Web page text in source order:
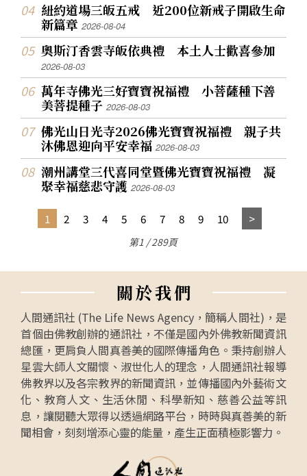
紐約道場三皈五戒 近200位新戒子開啟生命
新篇章2026-08-04
奧斯汀香雲寺皈依典禮 本土人士歡喜參加
2026-08-03
萬年寺佛光三好寶寶祝福禮 小菩薩種下善
美菩提種子2026-08-03
佛光山日光寺2026佛光寶寶祝福禮 親子共
沐佛恩迎向平安幸福2026-08-03
潮州講堂三代喜同堂暨佛光寶寶祝福禮 凝
聚幸福慈悲守護2026-08-03
1 2 3 4 5 6 7 8 9 10
第1 / 289頁
關於我們
人間通訊社 (The Life News Agency，簡稱人間社)，是
首個由佛教創辦的通訊社，不僅是國內外佛教新聞資訊
總匯，更肩負人間真善美的國際傳播角色。秉持創辦人
星雲大師人文關懷、淑世化人的理念，人間通訊社報導
佛教界以及各宗教界的新聞資訊，並傳播國內外藝術文
化、教育人文、生活休閒、科學新知、慈善公益等訊
息，讓閱聽大眾得以透過網路平台，時時與真善美的新
聞相會，刻刻增添心靈的能量，產生正面積極影響力。